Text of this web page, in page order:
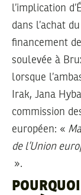
l’implication
dans l’achat
financement
soulevée à
lorsque
Irak, Jana
commission
européen: «
de l’Union
».